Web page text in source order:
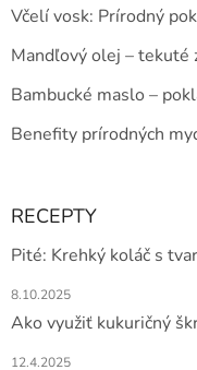
Včelí vosk: Prírodný
Mandľový olej – tekuté
Bambucké maslo –
Benefity prírodných
RECEPTY
Pité: Krehký koláč s
8.10.2025
Ako využiť kukuričný
12.4.2025